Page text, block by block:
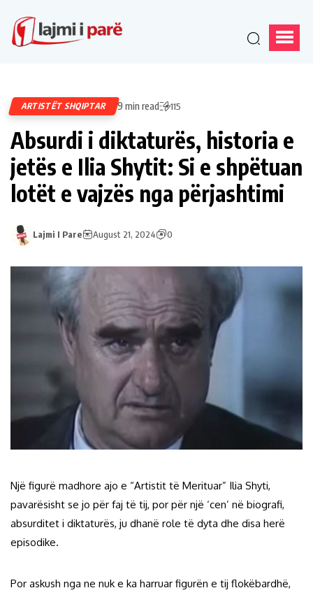
ARTISTËT SHQIPTAR 9 min read 115
Absurdi i diktaturës, historia e
jetës e Ilia Shytit: Si e shpëtuan
lotët e vajzës nga përjashtimi
Lajmi I Pare August 21, 2024 0
Një figurë madhore ajo e “Artistit të Merituar” Ilia Shyti,
pavarësisht se jo për faj të tij, por për një ‘cen’ në biografi,
absurditet i diktaturës, ju dhanë role të dyta dhe disa herë
episodike.
Por askush nga ne nuk e ka harruar figurën e tij flokëbardhë,